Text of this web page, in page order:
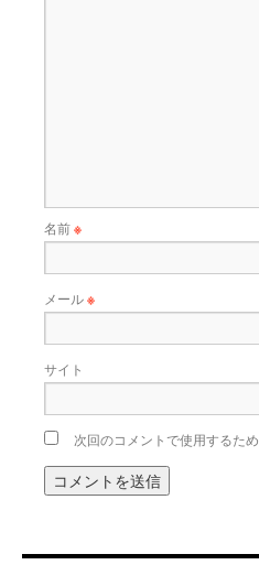
名前※
メール※
サイト
次回のコメントで使用するた